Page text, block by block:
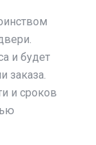
и будет
заказа.
и сроков